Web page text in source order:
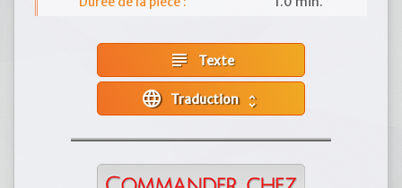
subject Texte
language unfold_more